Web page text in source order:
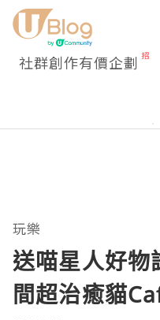
社群創作有價企劃
玩樂
送喵星人好物
間超治癒貓